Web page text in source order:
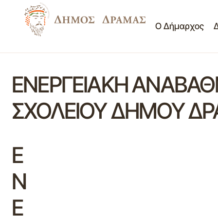
Ο Δήμαρχος
ΕΝΕΡΓΕΙΑΚΗ
ΣΧΟΛΕΙΟΥ ΔΗΜΟΥ
Ε
Ν
Ε